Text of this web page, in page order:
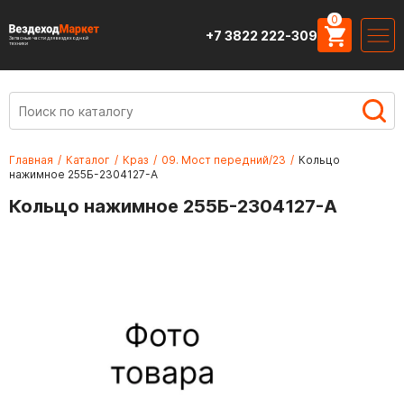
Запасные части для вездеходной
техники
+7 3822 222-309
0
Главная / Каталог / Краз / 09. Мост передний/23 / Кольцо
нажимное 255Б-2304127-А
Кольцо нажимное 255Б-2304127-А